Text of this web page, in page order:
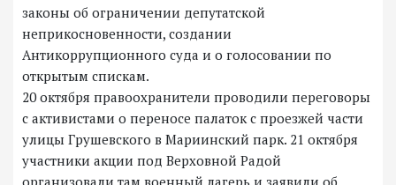
законы об ограничении депутатской
неприкосновенности, создании
Антикоррупционного суда и о голосовании по
открытым спискам.
20 октября правоохранители проводили переговоры
с активистами о переносе палаток с проезжей части
улицы Грушевского в Мариинский парк. 21 октября
участники акции под Верховной Радой